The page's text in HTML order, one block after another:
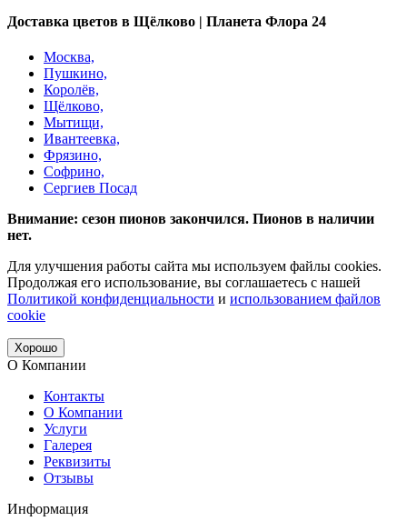
Доставка цветов в Щёлково | Планета Флора 24
Москва,
Пушкино,
Королёв,
Щёлково,
Мытищи,
Ивантеевка,
Фрязино,
Софрино,
Сергиев Посад
Внимание: сезон пионов закончился. Пионов в наличии
нет.
Для улучшения работы сайта мы используем файлы cookies.
Продолжая его использование, вы соглашаетесь с нашей
Политикой конфиденциальности и использованием файлов
cookie
Хорошо
О Компании
Контакты
О Компании
Услуги
Галерея
Реквизиты
Отзывы
Информация